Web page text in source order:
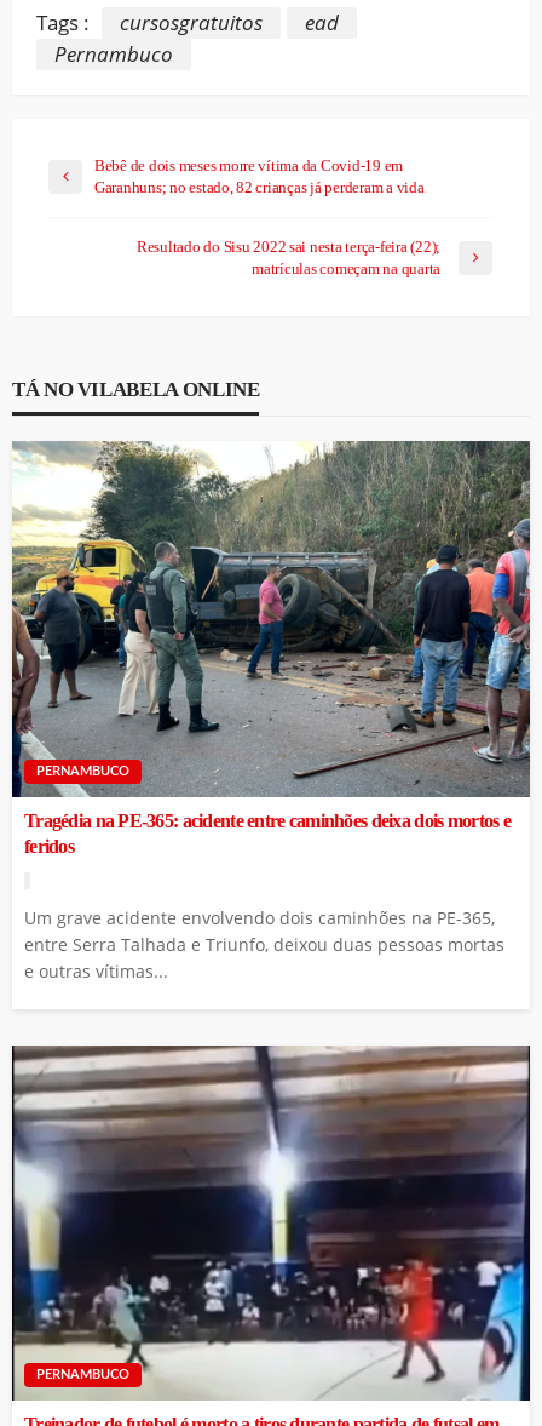
Tags : cursosgratuitos
ead
Pernambuco
Bebê de dois meses morre vítima da Covid-19 em
Garanhuns; no estado, 82 crianças já perderam a vida
Resultado do Sisu 2022 sai nesta terça-feira (22);
matrículas começam na quarta
TÁ NO VILABELA ONLINE
PERNAMBUCO
Tragédia na PE-365: acidente entre caminhões deixa dois mortos e
feridos
Um grave acidente envolvendo dois caminhões na PE-365,
entre Serra Talhada e Triunfo, deixou duas pessoas mortas
e outras vítimas...
PERNAMBUCO